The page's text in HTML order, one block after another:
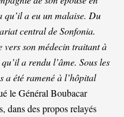
qu’il a eu un malaise. Du
central de Sonfonia.
vers son médecin traitant à
a rendu l’âme. Sous les
a été ramené à l’hôpital
le Général Boubacar
dans des propos relayés